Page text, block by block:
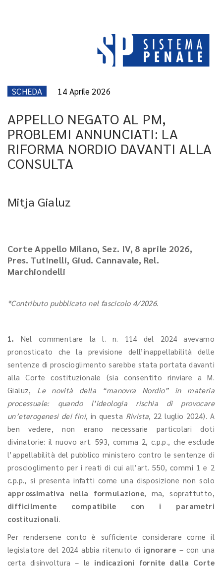
SCHEDA 14 Aprile 2026
APPELLO NEGATO AL PM,
PROBLEMI ANNUNCIATI: LA
RIFORMA NORDIO DAVANTI ALLA
CONSULTA
Mitja Gialuz
Corte Appello Milano, Sez. IV, 8 aprile 2026,
Pres. Tutinelli, Giud. Cannavale, Rel.
Marchiondelli
*Contributo pubblicato nel fascicolo 4/2026.
1. Nel commentare la l. n. 114 del 2024 avevamo
pronosticato che la previsione dell’inappellabilità delle
sentenze di proscioglimento sarebbe stata portata davanti
alla Corte costituzionale (sia consentito rinviare a M.
Gialuz,
Le novità della “manovra Nordio” in materia
processuale: quando l’ideologia rischia di provocare
un’eterogenesi dei fini, in questa Rivista , 22 luglio 2024). A
ben vedere, non erano necessarie particolari doti
divinatorie: il nuovo art. 593, comma 2, c.p.p., che esclude
l’appellabilità del pubblico ministero contro le sentenze di
proscioglimento per i reati di cui all’art. 550, commi 1 e 2
c.p.p., si presenta infatti come una disposizione non solo
approssimativa nella formulazione , ma, soprattutto,
difficilmente compatibile con i parametri
costituzionali
Per rendersene conto è sufficiente considerare come il
legislatore del 2024 abbia ritenuto di ignorare – con una
certa disinvoltura – le indicazioni fornite dalla Corte